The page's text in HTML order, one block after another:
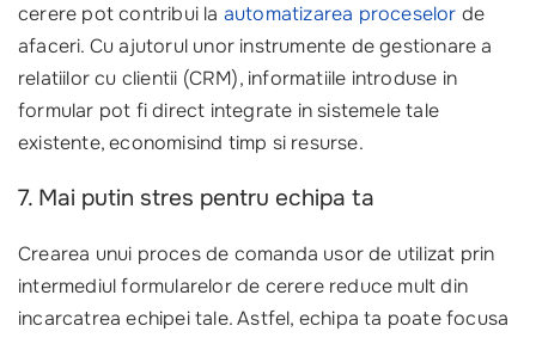
cerere pot contribui la automatizarea proceselor de
afaceri. Cu ajutorul unor instrumente de gestionare a
relatiilor cu clientii (CRM), informatiile introduse in
formular pot fi direct integrate in sistemele tale
existente, economisind timp si resurse.
7. Mai putin stres pentru echipa ta
Crearea unui proces de comanda usor de utilizat prin
intermediul formularelor de cerere reduce mult din
incarcatrea echipei tale. Astfel, echipa ta poate focusa